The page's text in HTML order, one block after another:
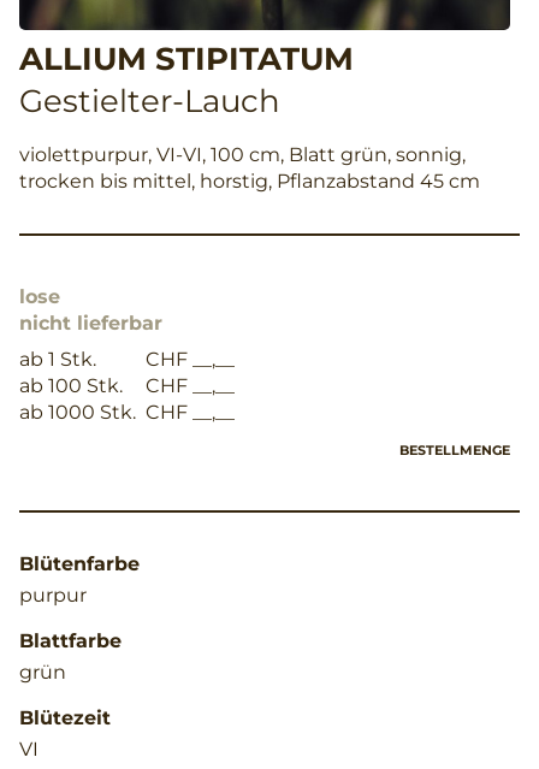
ALLIUM STIPITATUM
Gestielter-Lauch
violettpurpur, VI-VI, 100 cm, Blatt grün, sonnig,
trocken bis mittel, horstig, Pflanzabstand 45 cm
lose
nicht lieferbar
ab 1 Stk.
CHF __,__
ab 100 Stk.
CHF __,__
ab 1000 Stk. CHF __,__
BESTELLMENGE
Blütenfarbe
purpur
Blattfarbe
grün
Blütezeit
VI